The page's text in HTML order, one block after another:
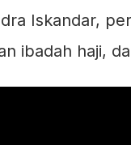
Iskandar,
ibadah haji,